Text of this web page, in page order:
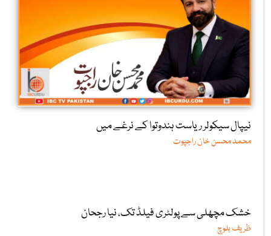
نیپال سیکولر ریاست ہندوتوا کے نرغے میں
محمد محسن خان راجپوت
خشک مچھلی سے پولٹری فیلڈ تک، نیا رجحان
ظریف بلوچ